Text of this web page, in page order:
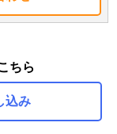
ちら
込み